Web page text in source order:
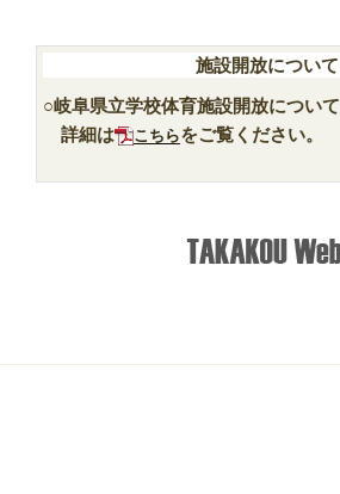
施設開放について
○岐阜県立学校体育施設開放について
詳細は
こちらをご覧ください。